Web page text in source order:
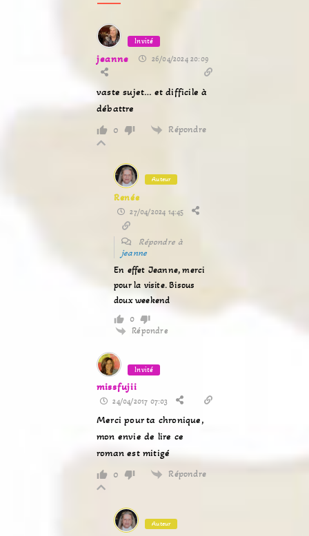
Invité
jeanne 26/04/2024 20:09
vaste sujet… et difficile à
débattre
0 Répondre
Auteur
Renée
27/04/2024 14:45
Répondre à
jeanne
En effet Jeanne, merci
pour la visite. Bisous
doux weekend
0
Répondre
Invité
missfujii
24/04/2017 07:03
Merci pour ta chronique,
mon envie de lire ce
roman est mitigé
0 Répondre
Auteur